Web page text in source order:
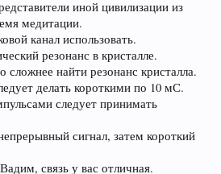
иной цивилизации из
медитации.
канал использовать.
резонанс в кристалле.
сложнее найти резонанс кристалла.
делать короткими по 10 мС.
следует принимать
сигнал, затем короткий
связь у вас отличная.